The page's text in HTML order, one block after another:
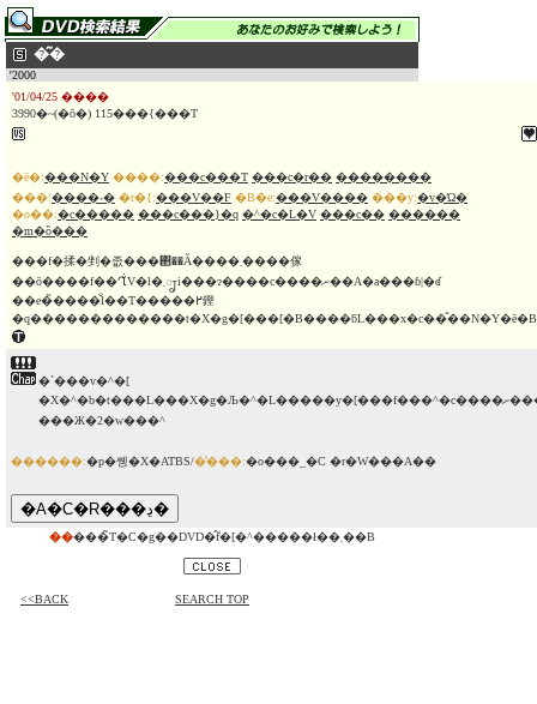
�͂�
'2000
'01/04/25 ����
3990�~(�ō�) 115���{���T
�ē�:���N�Y ����:���c���T ���c�r�� ��������
���:����˕� �r�{:���V��F �B�e:���V���� ���y:�v�Ώ�
�o��:�c����� ���c���}�q �^�c�L�V ���c�� ������
�m�ȍ���
���f�揉�剉�좂���΂��Ă����܂����傢
��ō����f��Ղ̐V�l�܂𑍃i���ɂ����c����ނ��A�a���ɓ|�ꂽ
��e�̏����̐l��T�����߂鏗
�q�������������t�X�g�[���[�B����ƃL���x�c��̎��N�Y�ē�B
�`���v�^�[
�X�^�b�t���L���X�g�Љ�^�L�����y�[���f���^�c����ށ����ēC���^�r���[�^����\���ҁ^TVCM
���Ж�2�w���^
������:�p�쏑�X�ATBS/�̔���:�o���_�C �r�W���A��
�� ���̃T�C�g��DVD�̂݃f�[�^�����ł��܂��B
<<BACK SEARCH TOP